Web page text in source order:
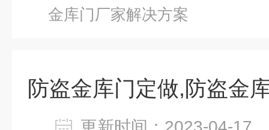
金库门厂家解决方案
防盗金库门定做,防盗金